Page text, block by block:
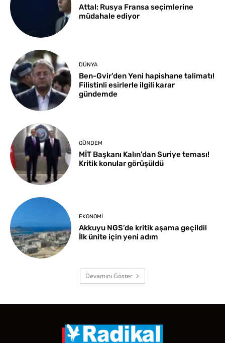
Attal: Rusya Fransa seçimlerine
müdahale ediyor
DÜNYA
Ben-Gvir’den Yeni hapishane talimatı!
Filistinli esirlerle ilgili karar
gündemde
GÜNDEM
MİT Başkanı Kalın’dan Suriye teması!
Kritik konular görüşüldü
EKONOMI
Akkuyu NGS’de kritik aşama geçildi!
İlk ünite için yeni adım
Devamını Göster